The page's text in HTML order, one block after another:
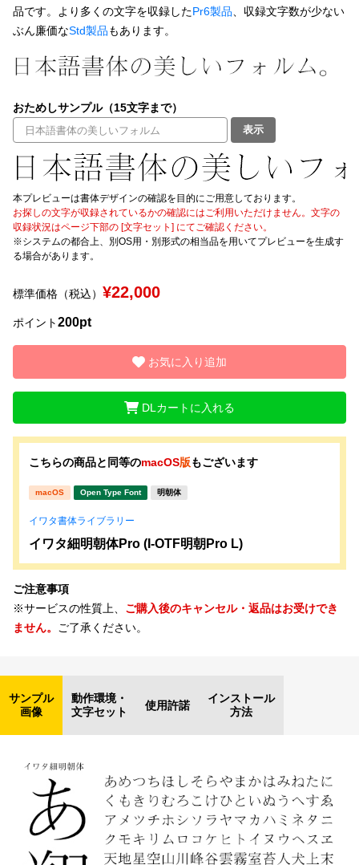
お気に入り
ご利用ガイド
よくあるご質問
お問い合わせ
江戸文字 デザイン毛筆
すべてを表示
セット or 単体
文字種類
価格帯
品です。より多くの文字を収録したPr6製品 、収録文字数が少ない
ぶん廉価なStd製品もあります。
おためしサンプル（15文字まで）
表示
本プレビューは書体デザインの確認を目的にご用意しております。
お探しの文字が収録されているかの確認にはご利用いただけません。文字の
収録状況はページ下部の [文字セット] にてご確認ください。
※システムの都合上、別OS用・別形式の相当品を用いてプレビューを生成す
る場合があります。
標準価格（税込） ¥22,000
ポイント200pt
お気に入り追加
DLカートに入れる
こちらの商品と同等のmacOS版もございます
macOS Open Type Font 明朝体
イワタ書体ライブラリー
イワタ細明朝体Pro (I-OTF明朝Pro L)
ご注意事項
※サービスの性質上、 ご購入後のキャンセル・返品はお受けでき
ません。 ご了承ください。
サンプル
画像
動作環境・
文字セット
使用許諾
インストール
方法